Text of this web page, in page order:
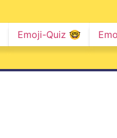
Emoji-Quiz 🤓